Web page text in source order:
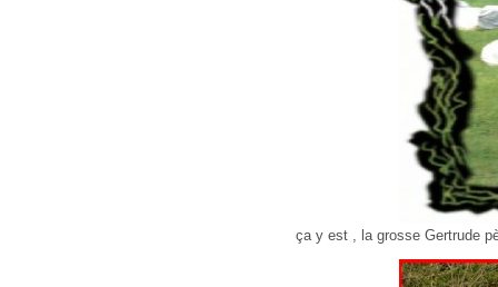
ça y est , la grosse Gertrude